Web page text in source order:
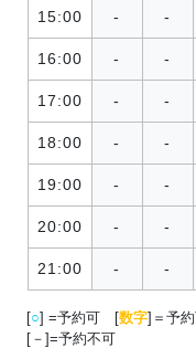
15:00 - -
16:00 - -
17:00 - -
18:00 - -
19:00 - -
20:00 - -
21:00 - -
[○] =予約可 [数字]＝予
[－]=予約不可